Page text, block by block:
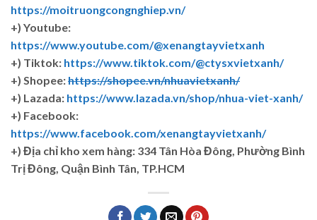
https://moitruongcongnghiep.vn/
+) Youtube:
https://www.youtube.com/@xenangtayvietxanh
+) Tiktok: https://www.tiktok.com/@ctysxvietxanh/
+) Shopee:https://shopee.vn/nhuavietxanh/
+) Lazada: https://www.lazada.vn/shop/nhua-viet-xanh/
+) Facebook:
https://www.facebook.com/xenangtayvietxanh/
+) Địa chỉ kho xem hàng: 334 Tân Hòa Đông, Phường Bình
Trị Đông, Quận Bình Tân, TP.HCM